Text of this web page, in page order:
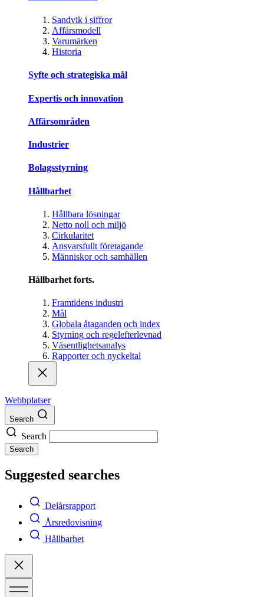
Sandvik i siffror
Affärsmodell
Varumärken
Historia
Syfte och strategiska mål
Expertis och innovation
Affärsområden
Industrier
Bolagsstyrning
Hållbarhet
Hållbara lösningar
Netto noll och miljö
Cirkularitet
Ansvarsfullt företagande
Människor och samhällen
Hållbarhet forts.
Framtidens industri
Mål
Globala åtaganden och index
Styrning och regelefterlevnad
Väsentlighetsanalys
Rapporter och nyckeltal
Webbplatser
Search
Search
Search
Suggested searches
Delårsrapport
Årsredovisning
Hållbarhet